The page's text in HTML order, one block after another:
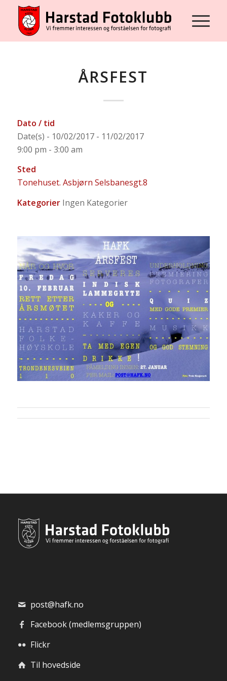
ÅRSFEST
Dato / tid
Date(s) - 10/02/2017 - 11/02/2017
9:00 pm - 3:00 am
Sted
Tonehuset. Asbjørn Selsbanesgt.8
KategorierIngen Kategorier
post@hafk.no
Facebook (medlemsgruppen)
Flickr
Til hovedside